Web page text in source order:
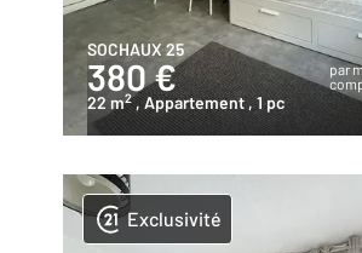
SOCHAUX 25
380 €
par
22 m2 , Appartement, 1 pc
Exclusivité